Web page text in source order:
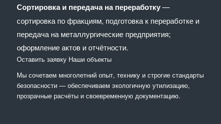
Сортировка и передача на переработку—
сортировка по фракциям, подготовка к переработке и
передача на металлургические предприятия;
оформление актов и отчётности.
Оставить заявку Наши объекты
Мы сочетaем многолетний опыт, технику и строгие стандарты
безопасности — обеспечиваем экологичную утилизацию,
прозрачные расчёты и своевременную документацию.